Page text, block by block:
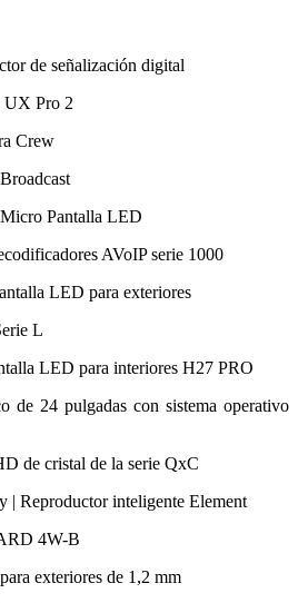
de señalización digital
UX Pro 2
Crew
Pantalla LED
AVoIP serie 1000
LED para exteriores
L
LED para interiores H27 PRO
de 24 pulgadas con sistema operativo
de cristal de la serie QxC
| Reproductor inteligente Element
4W-B
exteriores de 1,2 mm